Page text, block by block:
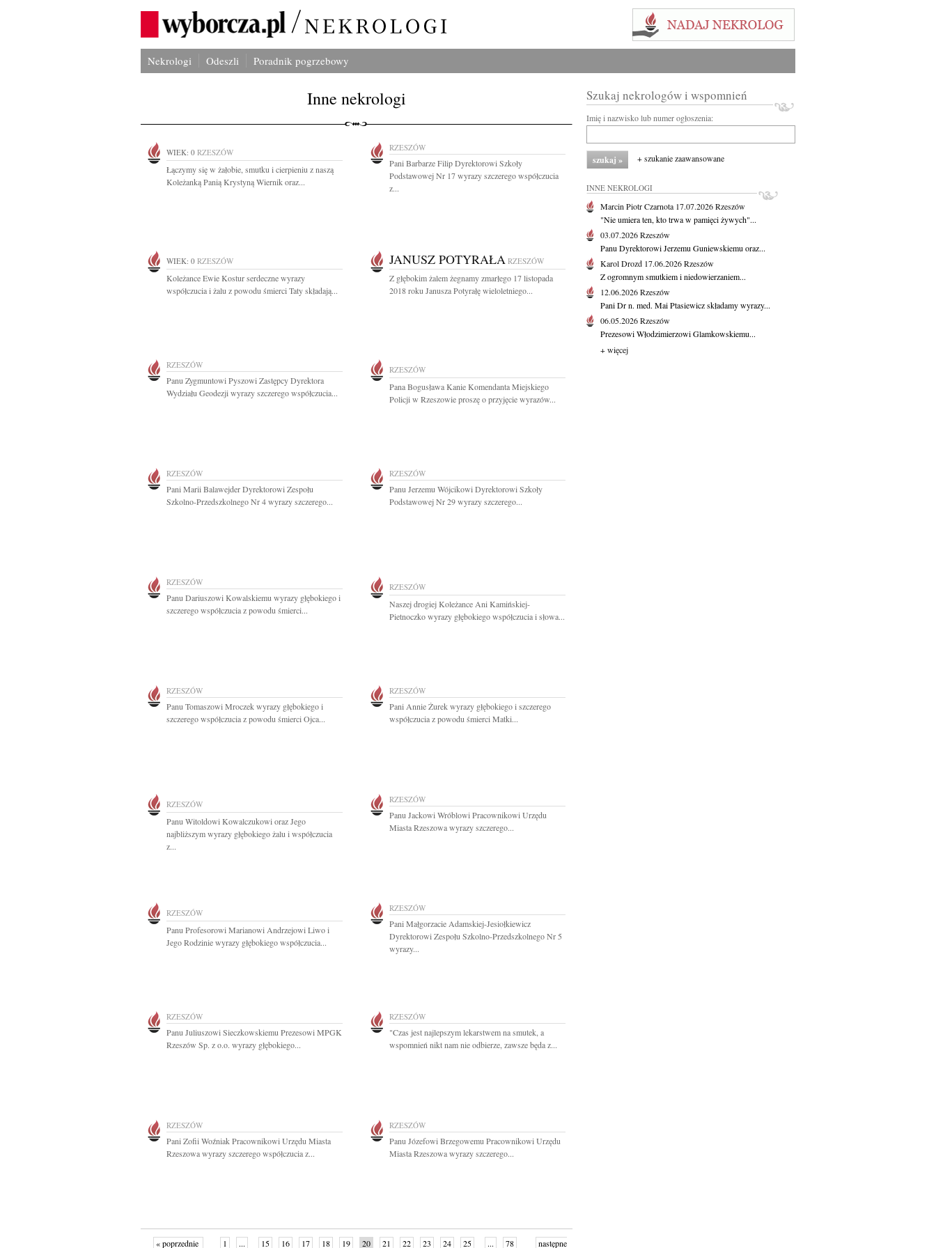
Nekrologi Odeszli Poradnik pogrzebowy
Inne nekrologi
WIEK: 0 RZESZÓW
Łączymy się w żałobie, smutku i cierpieniu z naszą
Koleżanką Panią Krystyną Wiernik oraz...
RZESZÓW
Pani Barbarze Filip Dyrektorowi Szkoły
Podstawowej Nr 17 wyrazy szczerego współczucia
z...
WIEK: 0 RZESZÓW
Koleżance Ewie Kostur serdeczne wyrazy
współczucia i żalu z powodu śmierci Taty składają...
JANUSZ POTYRAŁA RZESZÓW
Z głębokim żalem żegnamy zmarłego 17 listopada
2018 roku Janusza Potyrałę wieloletniego...
RZESZÓW
Panu Zygmuntowi Pyszowi Zastępcy Dyrektora
Wydziału Geodezji wyrazy szczerego współczucia...
RZESZÓW
Pana Bogusława Kanie Komendanta Miejskiego
Policji w Rzeszowie proszę o przyjęcie wyrazów...
RZESZÓW
Pani Marii Balawejder Dyrektorowi Zespołu
Szkolno-Przedszkolnego Nr 4 wyrazy szczerego...
RZESZÓW
Panu Jerzemu Wójcikowi Dyrektorowi Szkoły
Podstawowej Nr 29 wyrazy szczerego...
RZESZÓW
Panu Dariuszowi Kowalskiemu wyrazy głębokiego i
szczerego współczucia z powodu śmierci...
RZESZÓW
Naszej drogiej Koleżance Ani Kamińskiej-
Pietnoczko wyrazy głębokiego współczucia i słowa...
RZESZÓW
Panu Tomaszowi Mroczek wyrazy głębokiego i
szczerego współczucia z powodu śmierci Ojca...
RZESZÓW
Pani Annie Żurek wyrazy głębokiego i szczerego
współczucia z powodu śmierci Matki...
RZESZÓW
Panu Witoldowi Kowalczukowi oraz Jego
najbliższym wyrazy głębokiego żalu i współczucia
z...
RZESZÓW
Panu Jackowi Wróblowi Pracownikowi Urzędu
Miasta Rzeszowa wyrazy szczerego...
RZESZÓW
Panu Profesorowi Marianowi Andrzejowi Liwo i
Jego Rodzinie wyrazy głębokiego współczucia...
RZESZÓW
Pani Małgorzacie Adamskiej-Jesiołkiewicz
Dyrektorowi Zespołu Szkolno-Przedszkolnego Nr 5
wyrazy...
RZESZÓW
Panu Juliuszowi Sieczkowskiemu Prezesowi MPGK
Rzeszów Sp. z o.o. wyrazy głębokiego...
RZESZÓW
"Czas jest najlepszym lekarstwem na smutek, a
wspomnień nikt nam nie odbierze, zawsze będa z...
RZESZÓW
Pani Zofii Woźniak Pracownikowi Urzędu Miasta
Rzeszowa wyrazy szczerego współczucia z...
RZESZÓW
Panu Józefowi Brzegowemu Pracownikowi Urzędu
Miasta Rzeszowa wyrazy szczerego...
« poprzednie 1 ... 15 16 17 18 19 20 21 22 23 24 25 ... 78 następne
Szukaj nekrologów i wspomnień
Imię i nazwisko lub numer ogłoszenia:
+ szukanie zaawansowane
INNE NEKROLOGI
Marcin Piotr Czarnota 17.07.2026Rzeszów
"Nie umiera ten, kto trwa w pamięci żywych"...
03.07.2026Rzeszów
Panu Dyrektorowi Jerzemu Guniewskiemu oraz...
Karol Drozd 17.06.2026Rzeszów
Z ogromnym smutkiem i niedowierzaniem...
12.06.2026Rzeszów
Pani Dr n. med. Mai Ptasiewicz składamy wyrazy...
06.05.2026Rzeszów
Prezesowi Włodzimierzowi Glamkowskiemu...
+ więcej